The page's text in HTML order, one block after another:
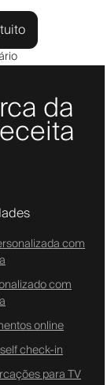
da
com
com
online
check-in
para TV